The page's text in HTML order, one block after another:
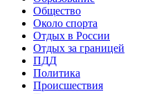
Общество
Около спорта
Отдых в России
Отдых за границей
ПДД
Политика
Происшествия